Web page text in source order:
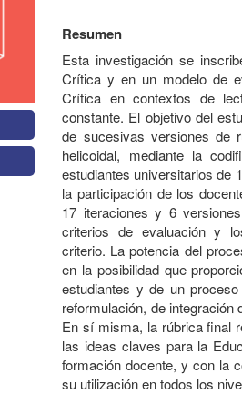
Resumen
Esta investigación se
Crítica y en un modelo de
Crítica en contextos de
constante. El objetivo del
de sucesivas versiones de
helicoidal, mediante la
estudiantes universitarios de
la participación de los
17 iteraciones y 6
criterios de evaluación y
criterio. La potencia del
en la posibilidad que
estudiantes y de un
reformulación, de
En sí misma, la rúbrica final
las ideas claves para la
formación docente, y con la
su utilización en todos los